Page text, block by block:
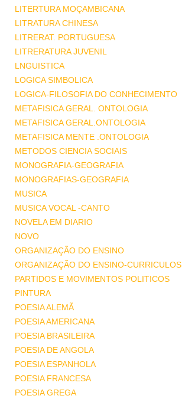
LITERTURA MOÇAMBICANA
LITRATURA CHINESA
LITRERAT. PORTUGUESA
LITRERATURA JUVENIL
LNGUISTICA
LOGICA SIMBOLICA
LOGICA-FILOSOFIA DO CONHECIMENTO
METAFISICA GERAL. ONTOLOGIA
METAFISICA GERAL.ONTOLOGIA
METAFISICA MENTE .ONTOLOGIA
METODOS CIENCIA SOCIAIS
MONOGRAFIA-GEOGRAFIA
MONOGRAFIAS-GEOGRAFIA
MUSICA
MUSICA VOCAL -CANTO
NOVELA EM DIARIO
NOVO
ORGANIZAÇÃO DO ENSINO
ORGANIZAÇÃO DO ENSINO-CURRICULOS
PARTIDOS E MOVIMENTOS POLITICOS
PINTURA
POESIA ALEMÃ
POESIA AMERICANA
POESIA BRASILEIRA
POESIA DE ANGOLA
POESIA ESPANHOLA
POESIA FRANCESA
POESIA GREGA